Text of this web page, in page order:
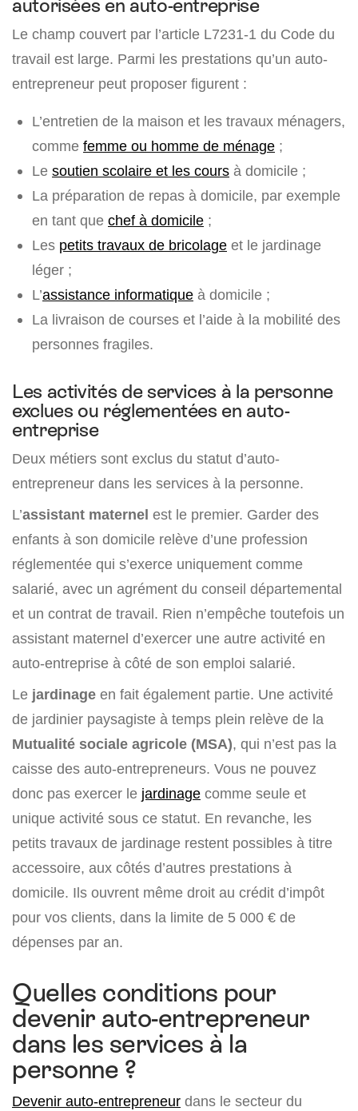
autorisées en auto-entreprise
Le champ couvert par l’article L7231-1 du Code du
travail est large. Parmi les prestations qu’un auto-
entrepreneur peut proposer figurent :
L’entretien de la maison et les travaux ménagers,
comme femme ou homme de ménage ;
Le soutien scolaire et les cours à domicile ;
La préparation de repas à domicile, par exemple
en tant que chef à domicile ;
Les petits travaux de bricolage et le jardinage
léger ;
L’assistance informatique à domicile ;
La livraison de courses et l’aide à la mobilité des
personnes fragiles.
Les activités de services à la personne
exclues ou réglementées en auto-
entreprise
Deux métiers sont exclus du statut d’auto-
entrepreneur dans les services à la personne.
L’assistant maternel est le premier. Garder des
enfants à son domicile relève d’une profession
réglementée qui s’exerce uniquement comme
salarié, avec un agrément du conseil départemental
et un contrat de travail. Rien n’empêche toutefois un
assistant maternel d’exercer une autre activité en
auto-entreprise à côté de son emploi salarié.
Le jardinage en fait également partie. Une activité
de jardinier paysagiste à temps plein relève de la
Mutualité sociale agricole (MSA), qui n’est pas la
caisse des auto-entrepreneurs. Vous ne pouvez
donc pas exercer le jardinage comme seule et
unique activité sous ce statut. En revanche, les
petits travaux de jardinage restent possibles à titre
accessoire, aux côtés d’autres prestations à
domicile. Ils ouvrent même droit au crédit d’impôt
pour vos clients, dans la limite de 5 000 € de
dépenses par an.
Quelles conditions pour
devenir auto-entrepreneur
dans les services à la
personne ?
Devenir auto-entrepreneur dans le secteur du